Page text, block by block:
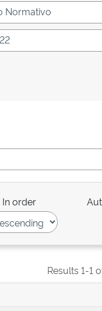
In order
Results 1-1